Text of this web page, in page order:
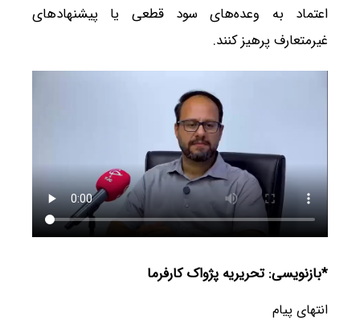
اعتماد به وعده‌های سود قطعی یا پیشنهادهای
غیرمتعارف پرهیز کنند.
*بازنویسی: تحریریه پژواک کارفرما
انتهای پیام